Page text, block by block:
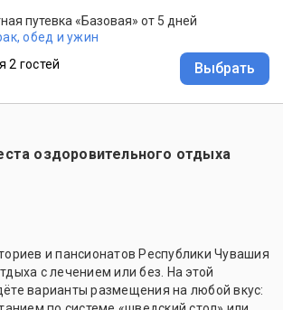
путевка «Базовая» от 5 дней
обед и ужин
2 гостей Выбрать
оздоровительного отдыха
и пансионатов Республики Чувашия
с лечением или без. На этой
варианты размещения на любой вкус: